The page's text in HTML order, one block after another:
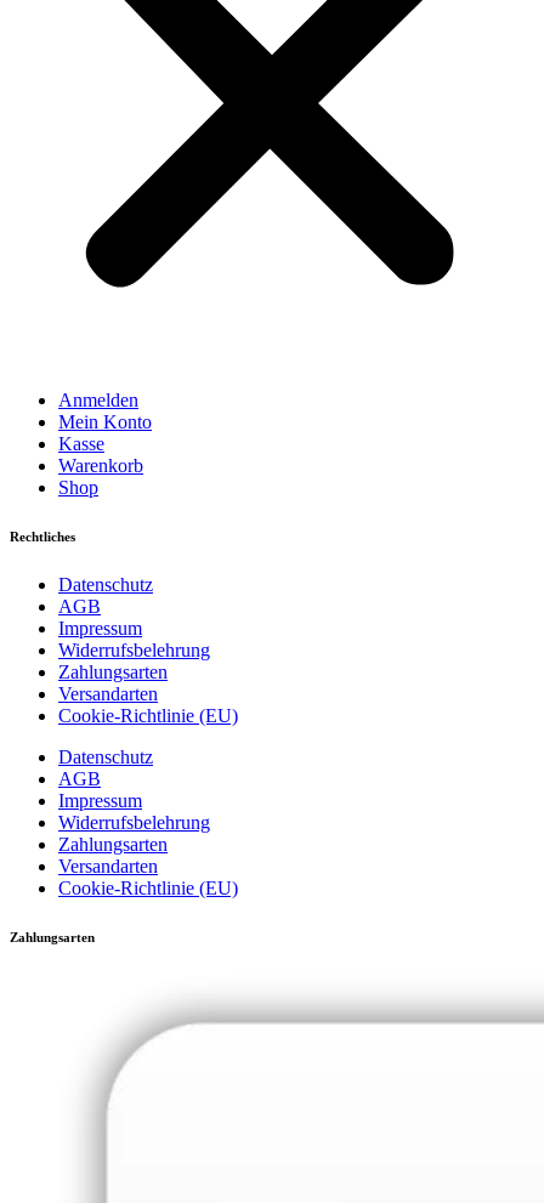
Anmelden
Mein Konto
Kasse
Warenkorb
Shop
Rechtliches
Datenschutz
AGB
Impressum
Widerrufsbelehrung
Zahlungsarten
Versandarten
Cookie-Richtlinie (EU)
Datenschutz
AGB
Impressum
Widerrufsbelehrung
Zahlungsarten
Versandarten
Cookie-Richtlinie (EU)
Zahlungsarten